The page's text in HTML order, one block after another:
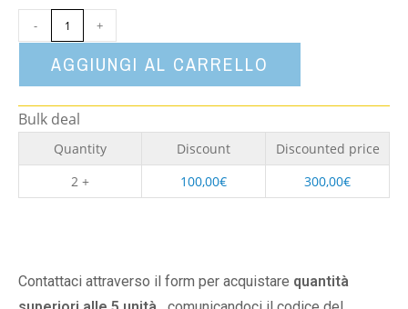
- +
AGGIUNGI AL CARRELLO
Bulk deal
Quantity Discount
Discounted price
2 +
100,00€ 300,00€
Contattaci attraverso il form per acquistare quantità